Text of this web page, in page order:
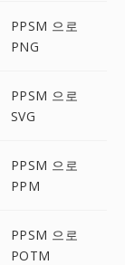
PPSM 으로
PNG
PPSM 으로
SVG
PPSM 으로
PPM
PPSM 으로
POTM